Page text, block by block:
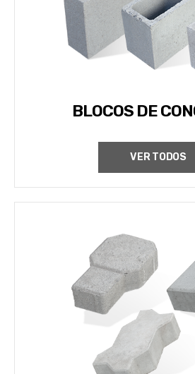
BLOCOS DE
VER TODOS